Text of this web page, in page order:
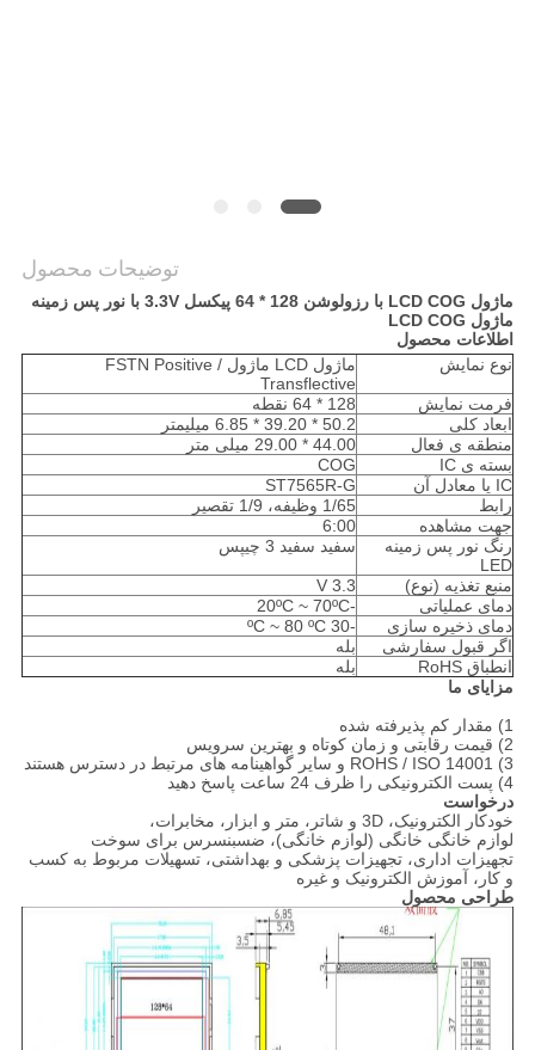
توضیحات محصول
ماژول LCD COG با رزولوشن 128 * 64 پیکسل 3.3V با نور پس زمینه
ماژول LCD COG
اطلاعات محصول
نوع نمایش
ماژول LCD ماژول FSTN Positive /
Transflective
فرمت نمایش
128 * 64 نقطه
ابعاد کلی
50.2 * 39.20 * 6.85 میلیمتر
منطقه ی فعال
44.00 * 29.00 میلی متر
بسته ی IC
COG
IC یا معادل آن
ST7565R-G
رابط
1/65 وظیفه، 1/9 تقصیر
جهت مشاهده
6:00
رنگ نور پس زمینه
LED
سفید سفید 3 چیپس
منبع تغذیه (نوع)
3.3 V
دمای عملیاتی
-20ºC ~ 70ºC
دمای ذخیره سازی
-30 ºC ~ 80 ºC
اگر قبول سفارشی
بله
انطباق RoHS
بله
مزایای ما
1) مقدار کم پذیرفته شده
2) قیمت رقابتی و زمان کوتاه و بهترین سرویس
3) ROHS / ISO 14001 و سایر گواهینامه های مرتبط در دسترس هستند
4) پست الکترونیکی را ظرف 24 ساعت پاسخ دهید
درخواست
خودکار الکترونیک، 3D و شاتر، متر و ابزار، مخابرات،
لوازم خانگی خانگی (لوازم خانگی)، ضسبنسرس برای سوخت
تجهیزات اداری، تجهیزات پزشکی و بهداشتی، تسهیلات مربوط به کسب
و کار، آموزش الکترونیک و غیره
طراحی محصول